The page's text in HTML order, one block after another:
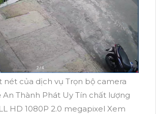
nét của dịch vụ Trọn bộ camera
An Thành Phát Uy Tín chất lượng
HD 1080P 2.0 megapixel Xem